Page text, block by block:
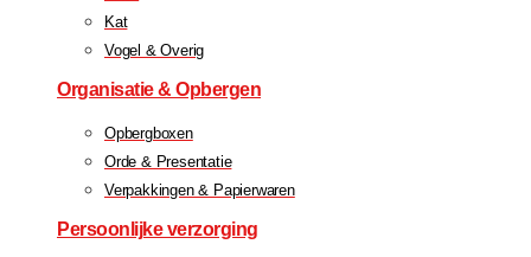
Kat
Vogel & Overig
Organisatie & Opbergen
Opbergboxen
Orde & Presentatie
Verpakkingen & Papierwaren
Persoonlijke verzorging